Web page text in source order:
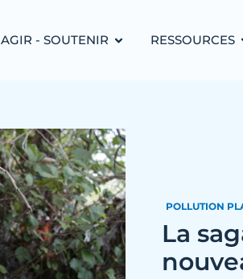
AGIR - SOUTENIR RESSOURCES
POLLUTION
La